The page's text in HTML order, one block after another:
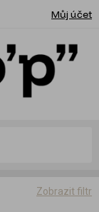
Můj účet
Zobrazit filtr